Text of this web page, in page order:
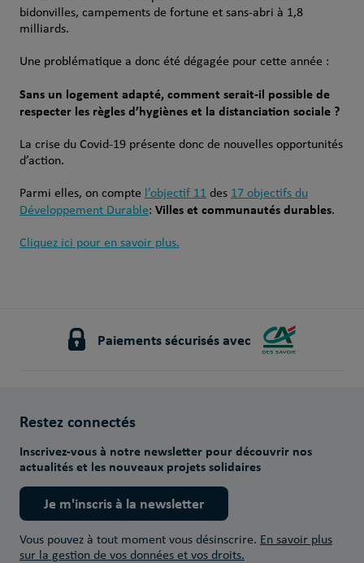
bidonvilles, campements de fortune et sans-abri à 1,8
milliards.
Une problématique a donc été dégagée pour cette année :
Sans un logement adapté, comment serait-il possible de
respecter les règles d’hygiènes et la distanciation sociale ?
La crise du Covid-19 présente donc de nouvelles opportunités
d’action.
Parmi elles, on compte l’objectif 11des 17 objectifs du
Développement Durable: Villes et communautés durables.
Cliquez ici pour en savoir plus.
Paiements sécurisés avec
Restez connectés
Inscrivez-vous à notre newsletter pour découvrir nos
actualités et les nouveaux projets solidaires
Je m'inscris à la newsletter
Vous pouvez à tout moment vous désinscrire. En savoir plus
sur la gestion de vos données et vos droits.